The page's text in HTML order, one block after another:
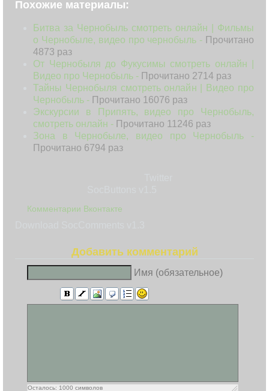
Похожие материалы:
Битва за Чернобыль смотреть онлайн | Фильмы
о Чернобыле, видео про чернобыль - Прочитано
4873 раз
От Чернобыля до Фукусимы смотреть онлайн |
Видео про Чернобыль - Прочитано 2714 раз
Тайны Чернобыля смотреть онлайн | Видео про
Чернобыль - Прочитано 16076 раз
Экскурсии в Припять, видео про Чернобыль,
смотреть онлайн - Прочитано 11246 раз
Зона в Чернобыле, видео про Чернобыль -
Прочитано 6794 раз
Комментарии Вконтакте
Добавить комментарий
Имя (обязательное)
Осталось: 1000 символов